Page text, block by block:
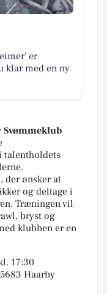
er
klar med en ny
talentholdets
der ønsker at
og deltage i
Træningen vil
bryst og
klubben er en
17:30
Haarby